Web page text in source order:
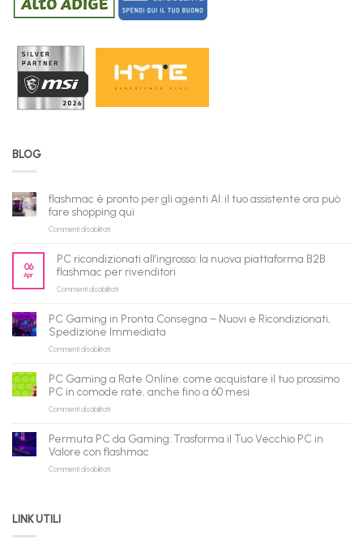
BLOG
flashmac è pronto per gli agenti AI: il tuo assistente ora può
fare shopping qui
Commenti disabilitatisu
pronto
per
gli
il
tuo
assistente
può
fare
shopping
qui
06
Apr
PC ricondizionati all’ingrosso: la nuova piattaforma B2B
flashmac per rivenditori
Commenti disabilitatisu
all’ingrosso:
la
B2B
flashmac
per
PC Gaming in Pronta Consegna – Nuovi e Ricondizionati,
Spedizione Immediata
Commenti disabilitatisu
in
Pronta
Consegna
Nuovi
Ricondizionati,
Spedizione
PC Gaming a Rate Online: come acquistare il tuo prossimo
PC in comode rate, anche fino a 60 mesi
Commenti disabilitatisu
a
Rate
Online:
Permuta PC da Gaming: Trasforma il Tuo Vecchio PC in
Valore con flashmac
Commenti disabilitatisu
LINK UTILI